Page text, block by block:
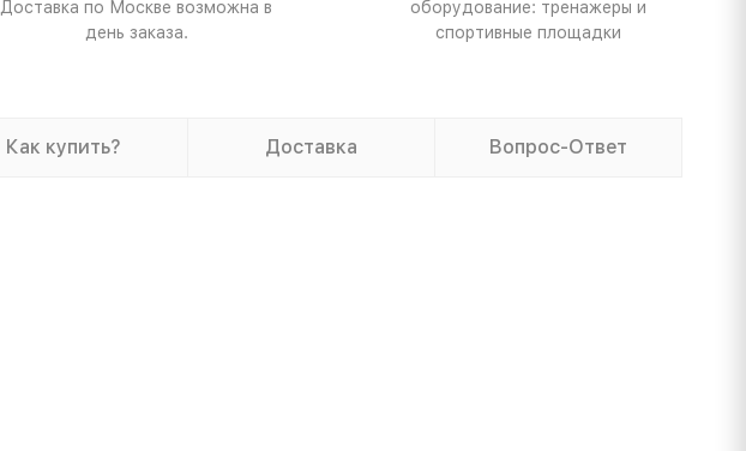
Доставка по Москве возможна в
день заказа.
оборудование: тренажеры и
спортивные площадки
Как купить? Доставка Вопрос-Ответ